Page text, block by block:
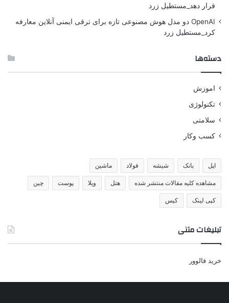
قرار دهد_مستطیل زرد
OpenAI دو مدل هوش مصنوعی تازه برای ترقی ایمنی آنلاین معارفه
کرد_مستطیل زرد
دسته‌ها
اموزش
تکنولوژی
سلامتی
کسب وکار
اپل بانک شیشه فولاد ماشین
مشاهده کلیه مقالات منتشر شده هتل ویلا پوست چین
کپی لینک کیس
تبلیغات متنی
خرید فالوور